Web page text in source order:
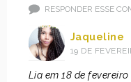
RESPONDER ESSE
Jaqueline
19 DE
Lia em 18 de fevereiro